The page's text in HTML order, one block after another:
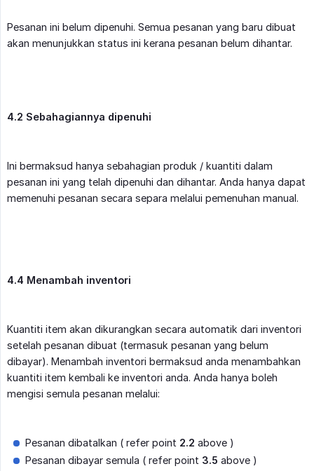
Pesanan ini belum dipenuhi. Semua pesanan yang baru dibuat
akan menunjukkan status ini kerana pesanan belum dihantar.
4.2 Sebahagiannya dipenuhi
Ini bermaksud hanya sebahagian produk / kuantiti dalam
pesanan ini yang telah dipenuhi dan dihantar. Anda hanya dapat
memenuhi pesanan secara separa melalui pemenuhan manual.
4.4 Menambah inventori
Kuantiti item akan dikurangkan secara automatik dari inventori
setelah pesanan dibuat (termasuk pesanan yang belum
dibayar). Menambah inventori bermaksud anda menambahkan
kuantiti item kembali ke inventori anda. Anda hanya boleh
mengisi semula pesanan melalui:
Pesanan dibatalkan ( refer point 2.2 above )
Pesanan dibayar semula ( refer point 3.5 above )